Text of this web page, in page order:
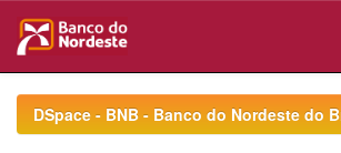
navigationDSpace - BNB - Banco do Nordeste do